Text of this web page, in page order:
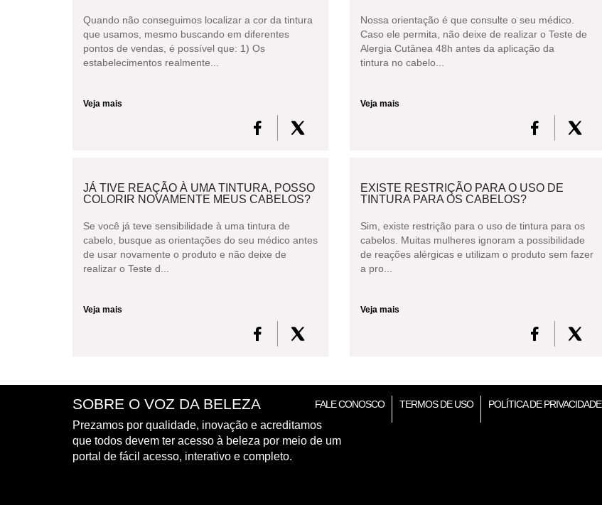
Quando não conseguimos localizar a cor da tintura
que usamos, mesmo buscando em diferentes
pontos de vendas, é possível que: 1) Os
estabelecimentos realmente...
Veja mais
Nossa orientação é que consulte o seu médico.
Caso ele permita, não deixe de realizar o Teste de
Alergia Cutânea 48h antes da aplicação da
tintura no cabelo...
Veja mais
JÁ TIVE REAÇÃO À UMA TINTURA, POSSO
COLORIR NOVAMENTE MEUS CABELOS?
Se você já teve sensibilidade à uma tintura de
cabelo, busque as orientações do seu médico antes
de usar novamente o produto e não deixe de
realizar o Teste d...
Veja mais
EXISTE RESTRIÇÃO PARA O USO DE
TINTURA PARA OS CABELOS?
Sim, existe restrição para o uso de tintura para os
cabelos. Muitas mulheres ignoram a possibilidade
de reações alérgicas e utilizam o produto sem fazer
a pro...
Veja mais
SOBRE O VOZ DA BELEZA
Prezamos por qualidade, inovação e acreditamos
que todos devem ter acesso à beleza por meio de um
portal de fácil acesso, interativo e completo.
FALE CONOSCO TERMOS DE USO POLÍTICA DE PRIVACIDADE